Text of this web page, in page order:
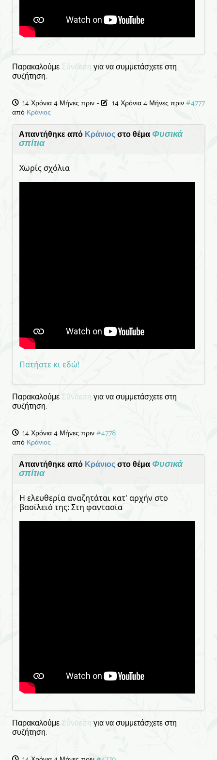
Παρακαλούμε Σύνδεση για να συμμετάσχετε στη
συζήτηση.
14 Χρόνια 4 Μήνες πριν - 14 Χρόνια 4 Μήνες πριν #4777
από Κράνιος
Απαντήθηκε από Κράνιος στο θέμα Φυσικά
σπίτια
Χωρίς σχόλια
Πατήστε κι εδώ!
Παρακαλούμε Σύνδεση για να συμμετάσχετε στη
συζήτηση.
14 Χρόνια 4 Μήνες πριν #4778
από Κράνιος
Απαντήθηκε από Κράνιος στο θέμα Φυσικά
σπίτια
Η ελευθερία αναζητάται κατ' αρχήν στο
βασίλειό της: Στη φαντασία
Παρακαλούμε Σύνδεση για να συμμετάσχετε στη
συζήτηση.